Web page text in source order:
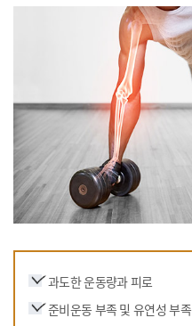
과도한 운동량과 피로
준비운동 부족 및 유연성 부족